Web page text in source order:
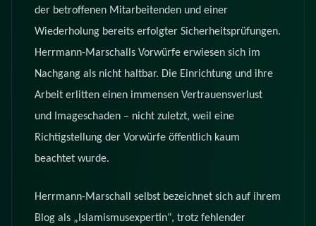
der betroffenen Mitarbeitenden und einer
Wiederholung bereits erfolgter Sicherheitsprüfungen.
Herrmann-Marschalls Vorwürfe erwiesen sich im
Nachgang als nicht haltbar. Die Einrichtung und ihre
Arbeit erlitten einen immensen Vertrauensverlust
und Imageschaden – nicht zuletzt, weil eine
Richtigstellung der Vorwürfe öffentlich kaum
beachtet wurde.
Herrmann-Marschall selbst bezeichnet sich auf ihrem
Blog als „Islamismusexpertin“, trotz fehlender